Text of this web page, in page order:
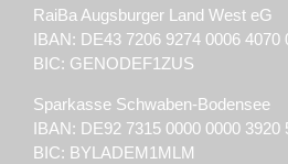
RaiBa Augsburger Land West eG
IBAN: DE43 7206 9274 0006 4070
BIC: GENODEF1ZUS
Sparkasse Schwaben-Bodensee
IBAN: DE92 7315 0000 0000 3920
BIC: BYLADEM1MLM